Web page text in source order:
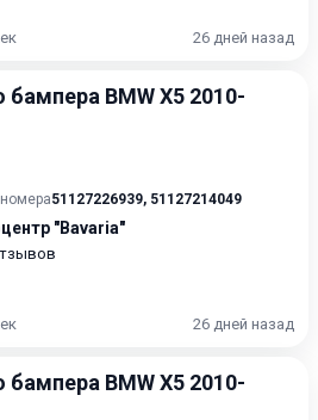
26 дней назад
бампера BMW X5 2010-
51127226939, 51127214049
"Bavaria"
26 дней назад
бампера BMW X5 2010-